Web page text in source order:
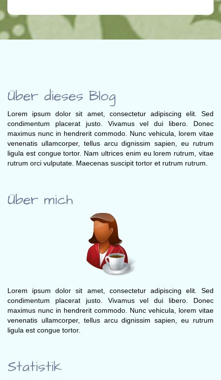
Über dieses Blog
Lorem ipsum dolor sit amet, consectetur adipiscing elit. Sed
condimentum placerat justo. Vivamus vel dui libero. Donec
maximus nunc in hendrerit commodo. Nunc vehicula, lorem vitae
venenatis ullamcorper, tellus arcu dignissim sapien, eu rutrum
ligula est congue tortor. Nam ultrices enim eu lorem rutrum, vitae
rutrum orci vulputate. Maecenas suscipit tortor et rutrum rutrum.
Über mich
Lorem ipsum dolor sit amet, consectetur adipiscing elit. Sed
condimentum placerat justo. Vivamus vel dui libero. Donec
maximus nunc in hendrerit commodo. Nunc vehicula, lorem vitae
venenatis ullamcorper, tellus arcu dignissim sapien, eu rutrum
ligula est congue tortor.
Statistik